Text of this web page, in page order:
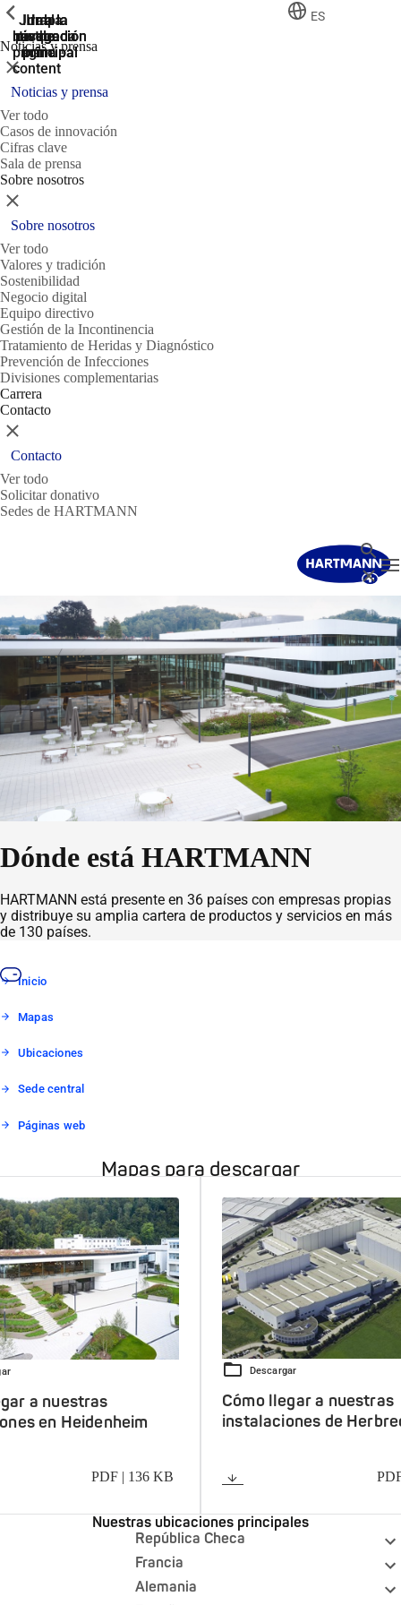
Ir a la
búsqueda
Ir a la
navegación
principal
Ir a la
navegación
principal
Jump
to the
main
content
Ir al
pie de
página
ES
Noticias y prensa
ShowPrevious
Cerrar
Noticias y prensa
Ver todo
Casos de innovación
Cifras clave
Sala de prensa
Sobre nosotros
ShowPrevious
Cerrar
Sobre nosotros
Ver todo
Valores y tradición
Sostenibilidad
Negocio digital
Equipo directivo
Gestión de la Incontinencia
Tratamiento de Heridas y Diagnóstico
Prevención de Infecciones
Divisiones complementarias
Carrera
Contacto
ShowPrevious
Cerrar
Contacto
Ver todo
Solicitar donativo
Sedes de HARTMANN
Buscar
Cerrar
Dónde está HARTMANN
HARTMANN está presente en 36 países con empresas propias
y distribuye su amplia cartera de productos y servicios en más
de 130 países.
Inicio
Mapas
Ubicaciones
Sede central
Páginas web
Mapas para descargar
a nuestras
en Heidenheim
PDF | 136 KB
Descargar
Cómo llegar a nuestras
instalaciones de
Nuestras ubicaciones principales
República Checa
Francia
Alemania